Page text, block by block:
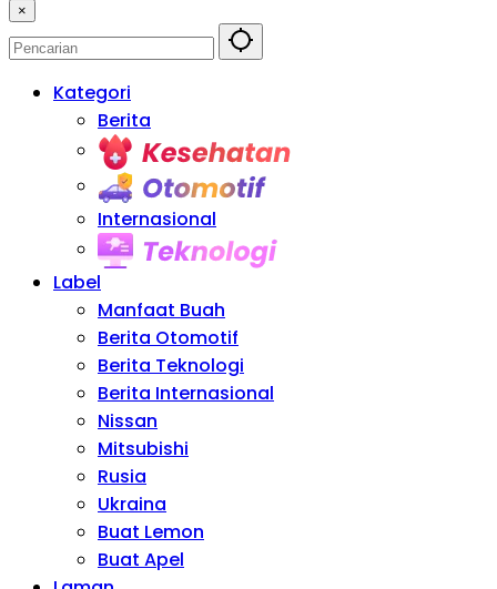
×
Kategori
Berita
Internasional
Label
Manfaat Buah
Berita Otomotif
Berita Teknologi
Berita Internasional
Nissan
Mitsubishi
Rusia
Ukraina
Buat Lemon
Buat Apel